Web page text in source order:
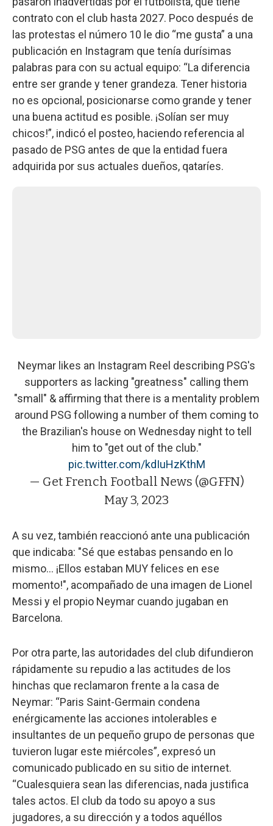
contrato con el club hasta 2027. Poco después de
las protestas el número 10 le dio “me gusta” a una
publicación en Instagram que tenía durísimas
palabras para con su actual equipo: “La diferencia
entre ser grande y tener grandeza. Tener historia
no es opcional, posicionarse como grande y tener
una buena actitud es posible. ¡Solían ser muy
chicos!”, indicó el posteo, haciendo referencia al
pasado de PSG antes de que la entidad fuera
adquirida por sus actuales dueños, qataríes.
Neymar likes an Instagram Reel describing PSG's
supporters as lacking "greatness" calling them
"small" & affirming that there is a mentality problem
around PSG following a number of them coming to
the Brazilian's house on Wednesday night to tell
him to "get out of the club."
pic.twitter.com/kdIuHzKthM
— Get French Football News (@GFFN)
May 3, 2023
A su vez, también reaccionó ante una publicación
que indicaba: "Sé que estabas pensando en lo
mismo... ¡Ellos estaban MUY felices en ese
momento!", acompañado de una imagen de Lionel
Messi y el propio Neymar cuando jugaban en
Barcelona.
Por otra parte, las autoridades del club difundieron
rápidamente su repudio a las actitudes de los
hinchas que reclamaron frente a la casa de
Neymar: “Paris Saint-Germain condena
enérgicamente las acciones intolerables e
insultantes de un pequeño grupo de personas que
tuvieron lugar este miércoles”, expresó un
comunicado publicado en su sitio de internet.
“Cualesquiera sean las diferencias, nada justifica
tales actos. El club da todo su apoyo a sus
jugadores, a su dirección y a todos aquéllos